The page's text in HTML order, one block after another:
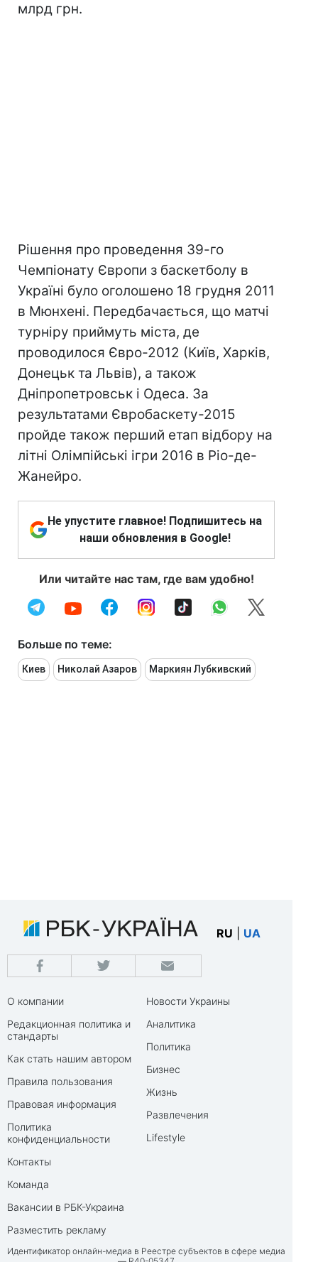
млрд грн.
Рішення про проведення 39-го
Чемпіонату Європи з баскетболу в
Україні було оголошено 18 грудня 2011
в Мюнхені. Передбачається, що матчі
турніру приймуть міста, де
проводилося Євро-2012 (Київ, Харків,
Донецьк та Львів), а також
Дніпропетровськ і Одеса. За
результатами Євробаскету-2015
пройде також перший етап відбору на
літні Олімпійські ігри 2016 в Ріо-де-
Жанейро.
Не упустите главное! Подпишитесь на
наши обновления в Google!
Или читайте нас там, где вам удобно!
Больше по теме:
Киев Николай Азаров Маркиян Лубкивский
RU UA
О компании
Редакционная политика и
стандарты
Как стать нашим автором
Правила пользования
Правовая информация
Политика
конфиденциальности
Контакты
Команда
Вакансии в РБК-Украина
Разместить рекламу
Новости Украины
Аналитика
Политика
Бизнес
Жизнь
Развлечения
Lifestyle
Идентификатор онлайн-медиа в Реестре субъектов в сфере медиа